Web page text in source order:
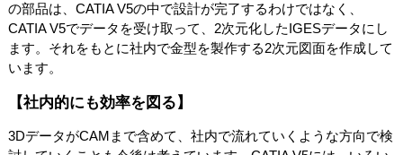
の部品は、CATIA V5の中で設計が完了するわけではなく、
CATIA V5でデータを受け取って、2次元化したIGESデータにし
ます。それをもとに社内で金型を製作する2次元図面を作成して
います。
【社内的にも効率を図る】
3DデータがCAMまで含めて、社内で流れていくような方向で検